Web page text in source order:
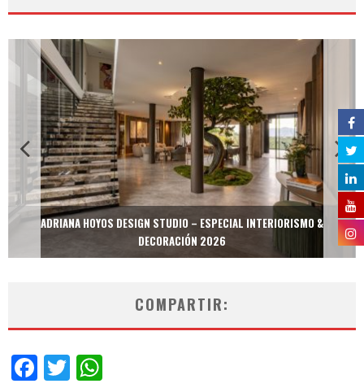
ADRIANA HOYOS DESIGN STUDIO – ESPECIAL INTERIORISMO &
DECORACIÓN 2026
COMPARTIR:
Facebook
Twitter